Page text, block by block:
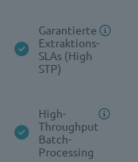
Garantierte
Extraktions-
SLAs (High
STP)
High-
Throughput
Batch-
Processing